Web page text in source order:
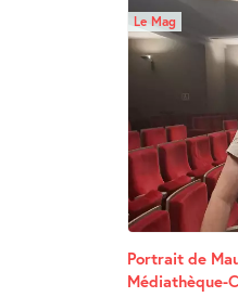
Le Mag
Portrait de
Médiathèque-